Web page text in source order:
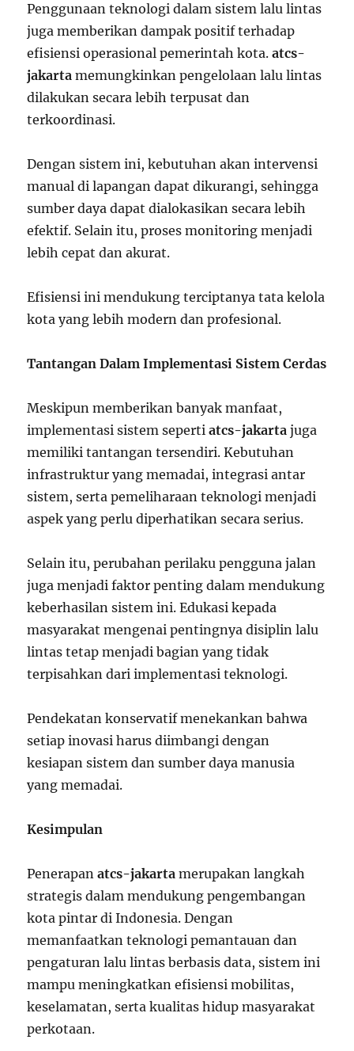
Penggunaan teknologi dalam sistem lalu lintas
juga memberikan dampak positif terhadap
efisiensi operasional pemerintah kota.atcs-
jakarta memungkinkan pengelolaan lalu lintas
dilakukan secara lebih terpusat dan
terkoordinasi.
Dengan sistem ini, kebutuhan akan intervensi
manual di lapangan dapat dikurangi, sehingga
sumber daya dapat dialokasikan secara lebih
efektif. Selain itu, proses monitoring menjadi
lebih cepat dan akurat.
Efisiensi ini mendukung terciptanya tata kelola
kota yang lebih modern dan profesional.
Tantangan Dalam Implementasi Sistem Cerdas
Meskipun memberikan banyak manfaat,
implementasi sistem sepertiatcs-jakarta juga
memiliki tantangan tersendiri. Kebutuhan
infrastruktur yang memadai, integrasi antar
sistem, serta pemeliharaan teknologi menjadi
aspek yang perlu diperhatikan secara serius.
Selain itu, perubahan perilaku pengguna jalan
juga menjadi faktor penting dalam mendukung
keberhasilan sistem ini. Edukasi kepada
masyarakat mengenai pentingnya disiplin lalu
lintas tetap menjadi bagian yang tidak
terpisahkan dari implementasi teknologi.
Pendekatan konservatif menekankan bahwa
setiap inovasi harus diimbangi dengan
kesiapan sistem dan sumber daya manusia
yang memadai.
Kesimpulan
Penerapanatcs-jakarta merupakan langkah
strategis dalam mendukung pengembangan
kota pintar di Indonesia. Dengan
memanfaatkan teknologi pemantauan dan
pengaturan lalu lintas berbasis data, sistem ini
mampu meningkatkan efisiensi mobilitas,
keselamatan, serta kualitas hidup masyarakat
perkotaan.